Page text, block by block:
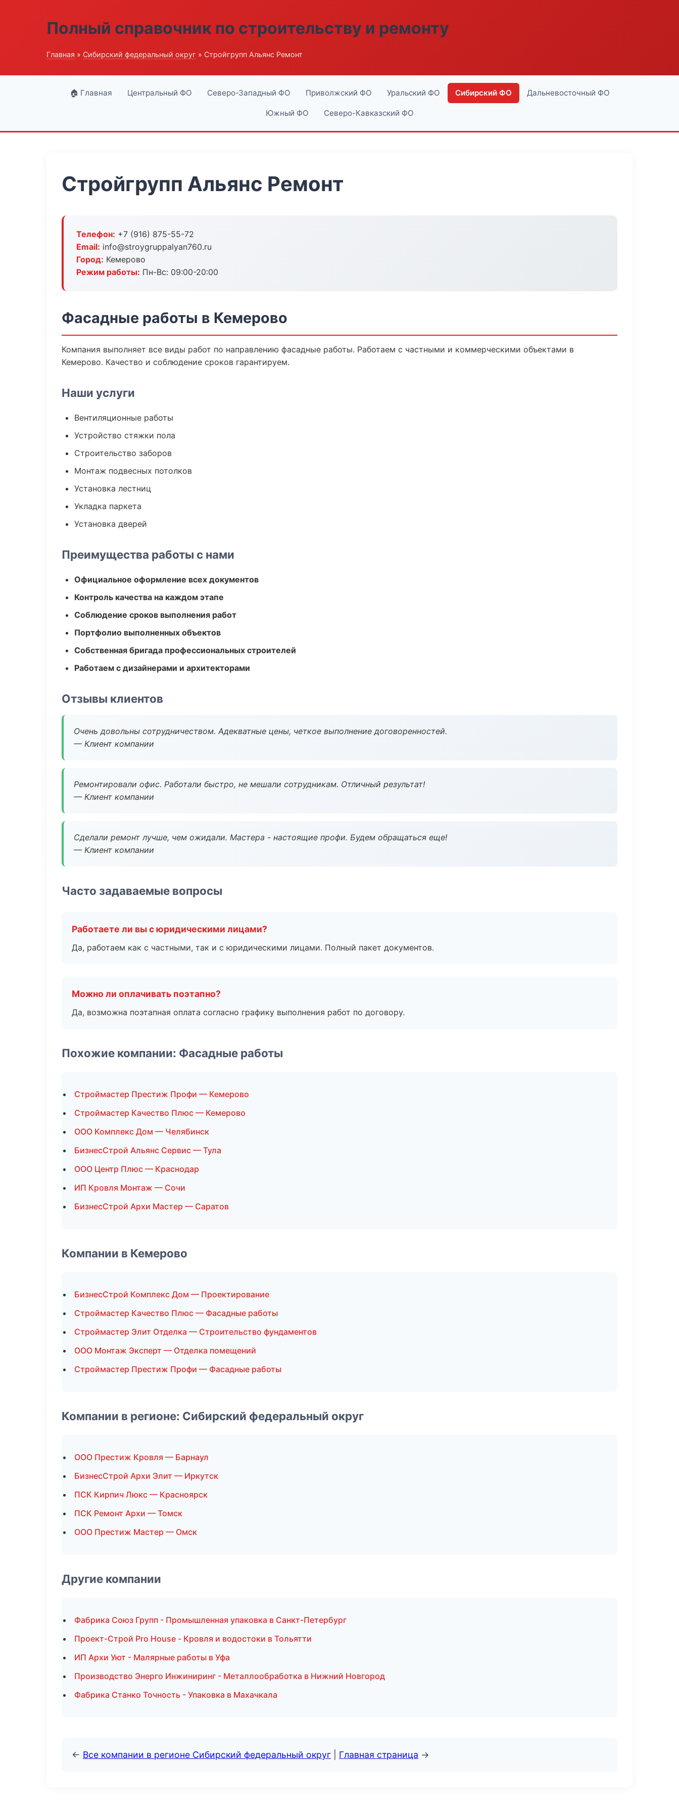
Полный справочник по строительству и ремонту
Главная » Сибирский федеральный округ » Стройгрупп Альянс Ремонт
🏠 Главная Центральный ФО Северо-Западный ФО Приволжский ФО Уральский ФО Сибирский ФО Дальневосточный ФО
Южный ФО Северо-Кавказский ФО
Стройгрупп Альянс Ремонт
Телефон: +7 (916) 875-55-72
Email: info@stroygruppalyan760.ru
Город: Кемерово
Режим работы: Пн-Вс: 09:00-20:00
Фасадные работы в Кемерово
Компания выполняет все виды работ по направлению фасадные работы. Работаем с частными и коммерческими объектами в
Кемерово. Качество и соблюдение сроков гарантируем.
Наши услуги
Вентиляционные работы
Устройство стяжки пола
Строительство заборов
Монтаж подвесных потолков
Установка лестниц
Укладка паркета
Установка дверей
Преимущества работы с нами
Официальное оформление всех документов
Контроль качества на каждом этапе
Соблюдение сроков выполнения работ
Портфолио выполненных объектов
Собственная бригада профессиональных строителей
Работаем с дизайнерами и архитекторами
Отзывы клиентов
Очень довольны сотрудничеством. Адекватные цены, четкое выполнение договоренностей.
— Клиент компании
Ремонтировали офис. Работали быстро, не мешали сотрудникам. Отличный результат!
— Клиент компании
Сделали ремонт лучше, чем ожидали. Мастера - настоящие профи. Будем обращаться еще!
— Клиент компании
Часто задаваемые вопросы
Работаете ли вы с юридическими лицами?
Да, работаем как с частными, так и с юридическими лицами. Полный пакет документов.
Можно ли оплачивать поэтапно?
Да, возможна поэтапная оплата согласно графику выполнения работ по договору.
Похожие компании: Фасадные работы
Строймастер Престиж Профи — Кемерово
Строймастер Качество Плюс — Кемерово
ООО Комплекс Дом — Челябинск
БизнесСтрой Альянс Сервис — Тула
ООО Центр Плюс — Краснодар
ИП Кровля Монтаж — Сочи
БизнесСтрой Архи Мастер — Саратов
Компании в Кемерово
БизнесСтрой Комплекс Дом — Проектирование
Строймастер Качество Плюс — Фасадные работы
Строймастер Элит Отделка — Строительство фундаментов
ООО Монтаж Эксперт — Отделка помещений
Строймастер Престиж Профи — Фасадные работы
Компании в регионе: Сибирский федеральный округ
ООО Престиж Кровля — Барнаул
БизнесСтрой Архи Элит — Иркутск
ПСК Кирпич Люкс — Красноярск
ПСК Ремонт Архи — Томск
ООО Престиж Мастер — Омск
Другие компании
Фабрика Союз Групп - Промышленная упаковка в Санкт-Петербург
Проект-Строй Pro House - Кровля и водостоки в Тольятти
ИП Архи Уют - Малярные работы в Уфа
Производство Энерго Инжиниринг - Металлообработка в Нижний Новгород
Фабрика Станко Точность - Упаковка в Махачкала
← Все компании в регионе Сибирский федеральный округ Главная страница →